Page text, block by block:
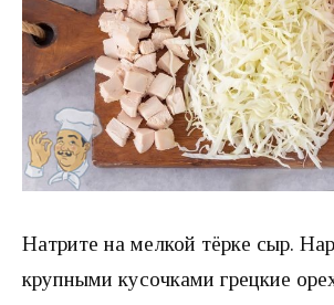
Натрите на мелкой тёрке сыр.
крупными кусочками грецкие